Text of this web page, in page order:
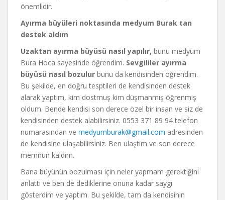
önemlidir.
Ayırma büyüleri noktasında medyum Burak tan
destek aldım
Uzaktan ayırma büyüsü nasıl yapılır, bunu medyum
Bura Hoca sayesinde öğrendim. Sevgililer ayırma
büyüsü nasıl bozulur bunu da kendisinden öğrendim.
Bu şekilde, en doğru tesptileri de kendisinden destek
alarak yaptım, kim dostmuş kim düşmanmış öğrenmiş
oldum. Bende kendisi son derece özel bir insan ve siz de
kendisinden destek alabilirsiniz. 0553 371 89 94 telefon
numarasından ve medyumburak@gmail.com adresinden
de kendisine ulaşabilirsiniz. Ben ulaştım ve son derece
memnun kaldım.
Bana büyünün bozulması için neler yapmam gerektiğini
anlattı ve ben de dediklerine onuna kadar saygı
gösterdim ve yaptım. Bu şekilde, tam da kendisinin